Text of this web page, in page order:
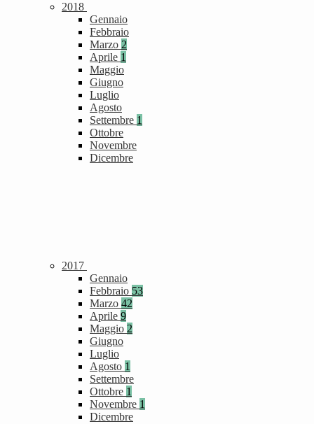
2018
Gennaio
Febbraio
Marzo 2
Aprile 1
Maggio
Giugno
Luglio
Agosto
Settembre 1
Ottobre
Novembre
Dicembre
2017
Gennaio
Febbraio 53
Marzo 42
Aprile 9
Maggio 2
Giugno
Luglio
Agosto 1
Settembre
Ottobre 1
Novembre 1
Dicembre